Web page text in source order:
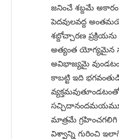
జనించే శబ్దమే
పెదవులవద్ద
శబ్దోచ్చారణ
అత్యంత యోగ్యమైన
అవిభాజ్యమై
కాబట్టి ఇది
సచ్చిదానందమయమూ
మాత్రమే గ్రహించగలిగి
విశ్వాన్ని గురించి